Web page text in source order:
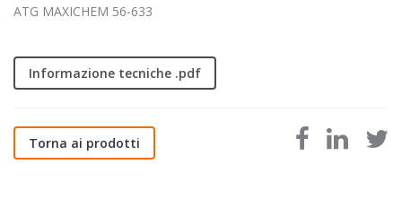
ATG MAXICHEM 56-633
Informazione tecniche .pdf
Torna ai prodotti